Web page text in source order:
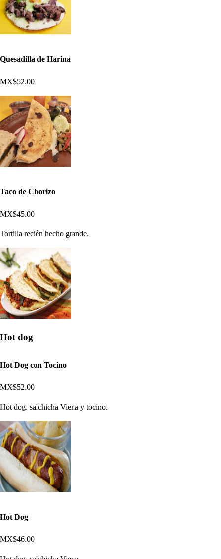
Quesadilla de Harina
MX$52.00
Taco de Chorizo
MX$45.00
Tortilla recién hecho grande.
Hot dog
Hot Dog con Tocino
MX$52.00
Hot dog, salchicha Viena y tocino.
Hot Dog
MX$46.00